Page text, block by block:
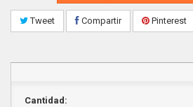
Tweet Compartir Pinterest
Cantidad: